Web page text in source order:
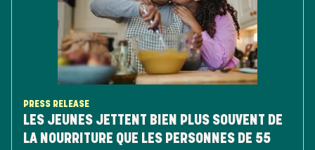
PRESS RELEASE
LES JEUNES JETTENT BIEN PLUS SOUVENT DE
LA NOURRITURE QUE LES PERSONNES DE 55